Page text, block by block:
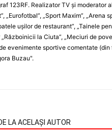
123RF. Realizator TV şi moderator
„Eurofotbal”, „Sport Maxim”,
uşilor de restaurant”, „Tainele
„Războinicii la Ciuta”, „Meciuri de
evenimente sportive comentate
Buzau".
LA ACELAȘI AUTOR